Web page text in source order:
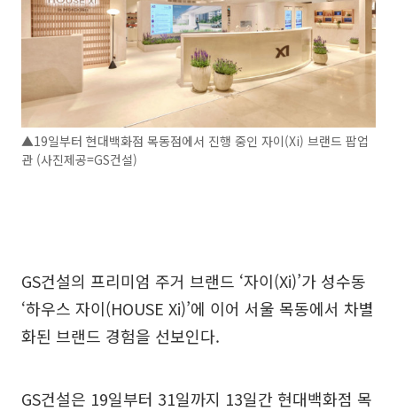
▲19일부터 현대백화점 목동점에서 진행 중인 자이(Xi) 브랜드 팝업
관 (사진제공=GS건설)
GS건설의 프리미엄 주거 브랜드 ‘자이(Xi)’가 성수동
‘하우스 자이(HOUSE Xi)’에 이어 서울 목동에서 차별
화된 브랜드 경험을 선보인다.
GS건설은 19일부터 31일까지 13일간 현대백화점 목